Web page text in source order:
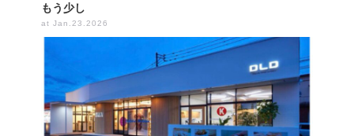
もう少し
at Jan.23.2026